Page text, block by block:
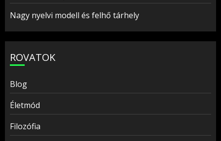
Nagy nyelvi modell és felhő tárhely
ROVATOK
Blog
Életmód
Filozófia